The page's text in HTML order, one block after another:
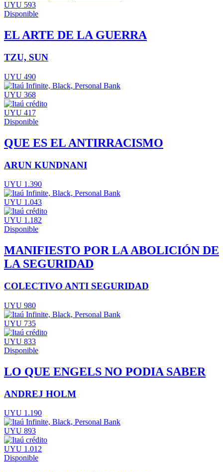
UYU 593
Disponible
EL ARTE DE LA GUERRA
TZU, SUN
UYU 490
UYU 368
UYU 417
Disponible
QUE ES EL ANTIRRACISMO
ARUN KUNDNANI
UYU 1.390
UYU 1.043
UYU 1.182
Disponible
MANIFIESTO POR LA ABOLICIÓN DE
LA SEGURIDAD
COLECTIVO ANTI SEGURIDAD
UYU 980
UYU 735
UYU 833
Disponible
LO QUE ENGELS NO PODIA SABER
ANDREJ HOLM
UYU 1.190
UYU 893
UYU 1.012
Disponible